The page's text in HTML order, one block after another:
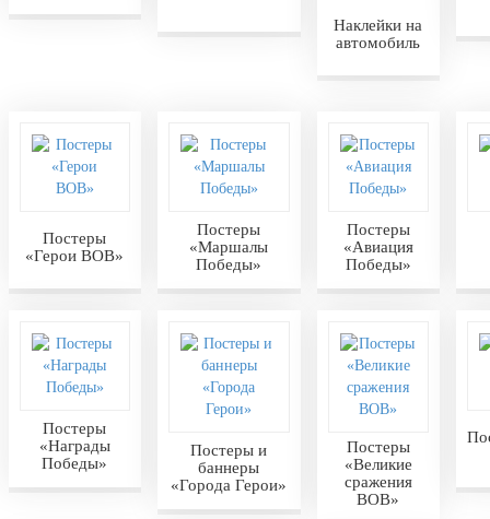
Наклейки на
автомобиль
Постеры
«Герои ВОВ»
Постеры
«Маршалы
Победы»
Постеры
«Авиация
Победы»
Постеры
«Награды
Победы»
Постеры и
баннеры
«Города Герои»
Постеры
«Великие
сражения
ВОВ»